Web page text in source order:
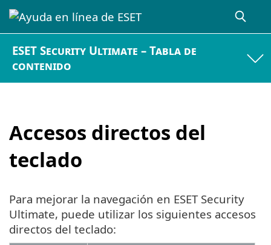
ESET Security Ultimate – Tabla de
contenido
Accesos directos del
teclado
Para mejorar la navegación en ESET Security
Ultimate, puede utilizar los siguientes accesos
directos del teclado: